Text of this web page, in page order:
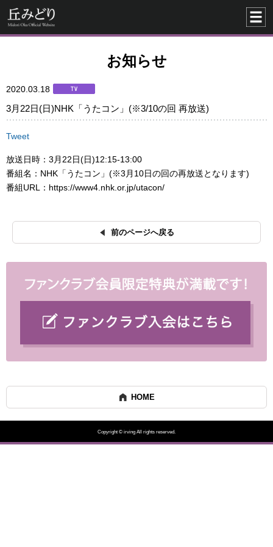
お知らせ
2020.03.18
3月22日(日)NHK「うたコン」(※3/10の回 再放送)
Tweet
放送日時：3月22日(日)12:15-13:00
番組名：NHK「うたコン」(※3月10日の回の再放送となります)
番組URL：https://www4.nhk.or.jp/utacon/
前のページへ戻る
HOME
Copyright © irving All rights reserved.